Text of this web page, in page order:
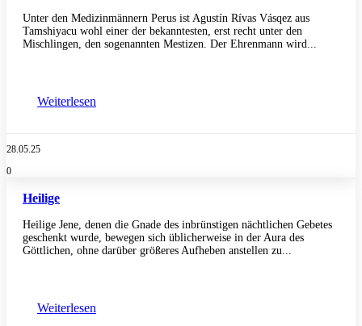
Unter den Medizinmännern Perus ist Agustín Rívas Vásqez aus
Tamshiyacu wohl einer der bekanntesten, erst recht unter den
Mischlingen, den sogenannten Mestizen. Der Ehrenmann wird...
Weiterlesen
28.05.25
0
Heilige
Heilige Jene, denen die Gnade des inbrünstigen nächtlichen Gebetes
geschenkt wurde, bewegen sich üblicherweise in der Aura des
Göttlichen, ohne darüber größeres Aufheben anstellen zu...
Weiterlesen